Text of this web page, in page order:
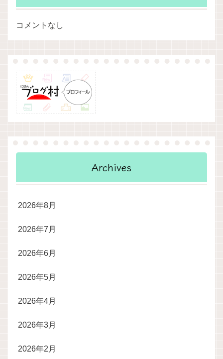
コメントなし
Archives
2026年8月
2026年7月
2026年6月
2026年5月
2026年4月
2026年3月
2026年2月